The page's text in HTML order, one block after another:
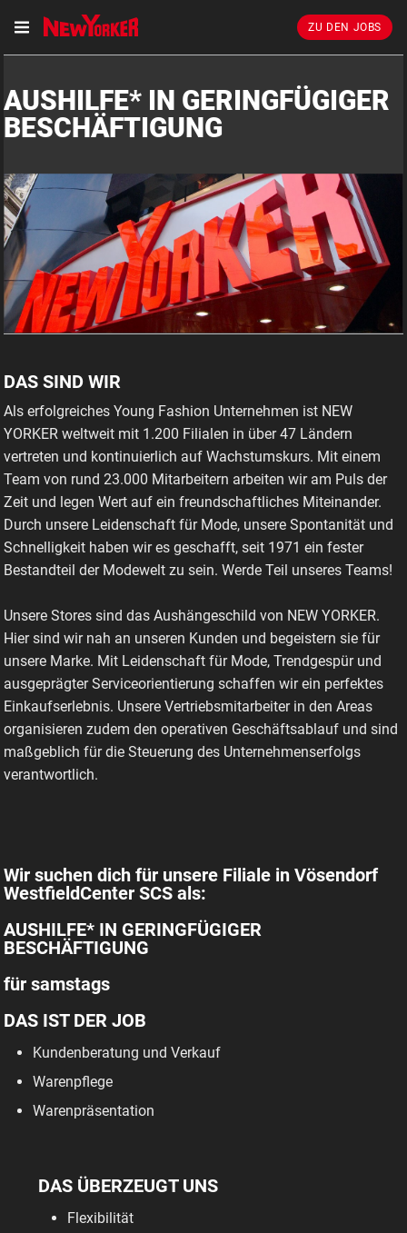
ZU DEN JOBS
AUSHILFE* IN GERINGFÜGIGER
BESCHÄFTIGUNG
DAS SIND WIR
Als erfolgreiches Young Fashion Unternehmen ist NEW
YORKER weltweit mit 1.200 Filialen in über 47 Ländern
vertreten und kontinuierlich auf Wachstumskurs. Mit einem
Team von rund 23.000 Mitarbeitern arbeiten wir am Puls der
Zeit und legen Wert auf ein freundschaftliches Miteinander.
Durch unsere Leidenschaft für Mode, unsere Spontanität und
Schnelligkeit haben wir es geschafft, seit 1971 ein fester
Bestandteil der Modewelt zu sein. Werde Teil unseres Teams!
Unsere Stores sind das Aushängeschild von NEW YORKER.
Hier sind wir nah an unseren Kunden und begeistern sie für
unsere Marke. Mit Leidenschaft für Mode, Trendgespür und
ausgeprägter Serviceorientierung schaffen wir ein perfektes
Einkaufserlebnis. Unsere Vertriebsmitarbeiter in den Areas
organisieren zudem den operativen Geschäftsablauf und sind
maßgeblich für die Steuerung des Unternehmenserfolgs
verantwortlich.
Wir suchen dich für unsere Filiale in Vösendorf
WestfieldCenter SCS als:
AUSHILFE* IN GERINGFÜGIGER
BESCHÄFTIGUNG
für samstags
DAS IST DER JOB
Kundenberatung und Verkauf
Warenpflege
Warenpräsentation
DAS ÜBERZEUGT UNS
Flexibilität